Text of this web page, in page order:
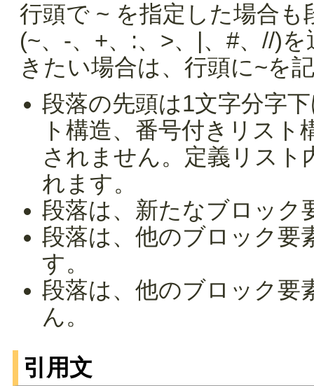
行頭で ~ を指定した場合
(~、-、+、:、>、|、#、//)
きたい場合は、行頭に~を
段落の先頭は1文字分字
ト構造、番号付きリス
されません。定義リスト
れます。
段落は、新たなブロック
段落は、他のブロック要
す。
段落は、他のブロック要
ん。
引用文